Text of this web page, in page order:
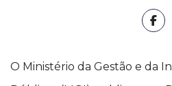
O Ministério da Gestão e da